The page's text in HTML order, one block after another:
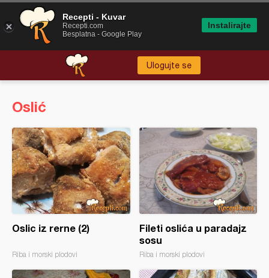
Ulogujte se
Oslić
Oslic iz rerne (2)
Riba i morski plodovi
Fileti oslića u paradajz
sosu
Riba i morski plodovi
Recepti - Kuvar
Recepti.com
Besplatna - Google Play
Instalirajte